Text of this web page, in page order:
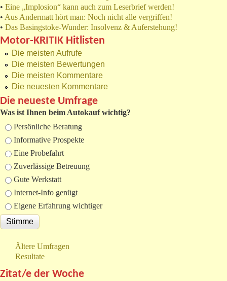
• Eine „Implosion“ kann auch zum Leserbrief werden!
• Aus Andermatt hört man: Noch nicht alle vergriffen!
• Das Basingstoke-Wunder: Insolvenz & Auferstehung!
Motor-KRITIK Hitlisten
Die meisten Aufrufe
Die meisten Bewertungen
Die meisten Kommentare
Die neuesten Kommentare
Die neueste Umfrage
Was ist Ihnen beim Autokauf wichtig?
Auswahlmöglichkeiten
Persönliche Beratung
Informative Prospekte
Eine Probefahrt
Zuverlässige Betreuung
Gute Werkstatt
Internet-Info genügt
Eigene Erfahrung wichtiger
Ältere Umfragen
Resultate
Zitat/e der Woche